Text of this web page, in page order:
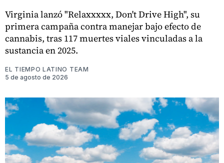
Virginia lanzó "Relaxxxxx, Don't Drive High", su
primera campaña contra manejar bajo efecto de
cannabis, tras 117 muertes viales vinculadas a la
sustancia en 2025.
EL TIEMPO LATINO TEAM
5 de agosto de 2026